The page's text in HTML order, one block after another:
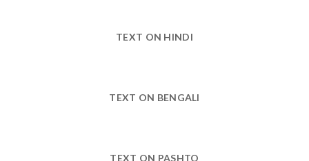
TEXT ON HINDI
TEXT ON BENGALI
TEXT ON PASHTO